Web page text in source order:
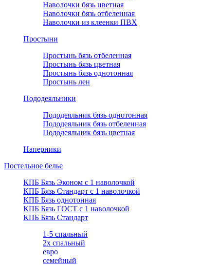
Наволочки бязь цветная
Наволочки бязь отбеленная
Наволочки из клеенки ПВХ
Простыни
Простынь бязь отбеленная
Простынь бязь цветная
Простынь бязь однотонная
Простынь лен
Пододеяльники
Пододеяльник бязь однотонная
Пододеяльник бязь отбеленная
Пододеяльник бязь цветная
Наперники
Постельное белье
КПБ Бязь Эконом с 1 наволочкой
КПБ Бязь Стандарт c 1 наволочкой
КПБ Бязь однотонная
КПБ Бязь ГОСТ c 1 наволочкой
КПБ Бязь Стандарт
1-5 спальный
2х спальный
евро
семейный